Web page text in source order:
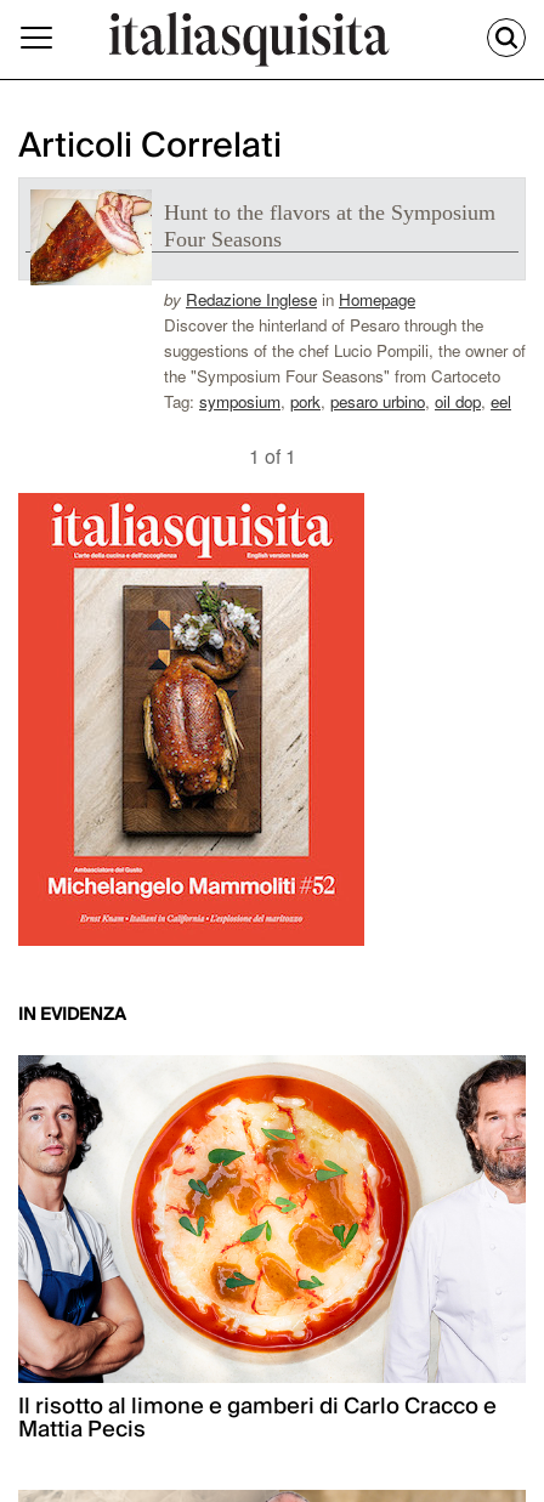
Articoli Correlati
Hunt to the flavors at the Symposium
Four Seasons
by Redazione Inglese in Homepage
Discover the hinterland of Pesaro through the
suggestions of the chef Lucio Pompili, the owner of
the "Symposium Four Seasons" from Cartoceto
Tag: symposium, pork, pesaro urbino, oil dop, eel
1 of 1
IN EVIDENZA
Il risotto al limone e gamberi di Carlo Cracco e
Mattia Pecis